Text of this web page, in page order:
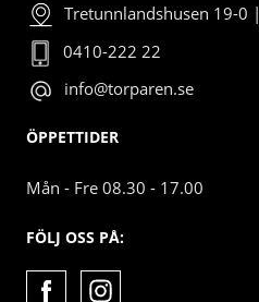
Tretunnlandshusen 19-0
0410-222 22
info@torparen.se
ÖPPETTIDER
Mån - Fre 08.30 - 17.00
FÖLJ OSS PÅ: